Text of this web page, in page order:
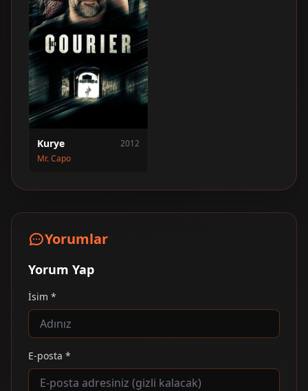
Kurye
2012
Mr. Capo
Yorumlar
Yorum Yap
İsim *
E-posta *